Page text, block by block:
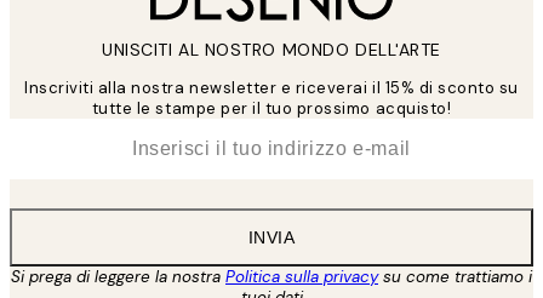
UNISCITI AL NOSTRO MONDO DELL'ARTE
Inscriviti alla nostra newsletter e riceverai il 15% di sconto su
tutte le stampe per il tuo prossimo acquisto!
INVIA
Si prega di leggere la nostra Politica sulla privacysu come trattiamo i